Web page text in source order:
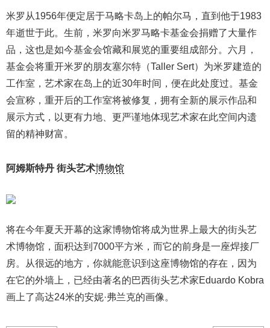
米罗从1956年便定居于马略卡岛上的帕尔马，直到他于1983
年逝世于此。生前，米罗向米罗马略卡基金会捐赠了大量作
品，这也是如今基金会馆藏和展览的重要组成部分。六月，
基金会将重开米罗的朋友塞尔特（Taller Sert）为米罗建造的
工作室，艺术家在岛上的近30年时间，便在此处度过。基金
会宣称，重开后的工作室将被修复，拥有全新的展示作品和
展示方式，以更有力地、更严谨地体现艺术家在此空间内遗
留的精神财富。
阿姆斯特丹 街头艺术博物馆
将在今年夏天开幕的这家博物馆将成为世界上最大的街头艺
术博物馆，面积达到7000平方米，而它的前身是一座焊接厂
房。从很远的地方，你就能意识到这座博物馆的存在，因为
在它的外墙上，已经由著名的巴西街头艺术家Eduardo Kobra
画上了高达24米的安妮·弗兰克的画像。